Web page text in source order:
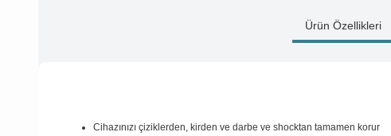
Ürün Özellikleri
Cihazınızı çiziklerden, kirden ve darbe ve shocktan tamamen korur